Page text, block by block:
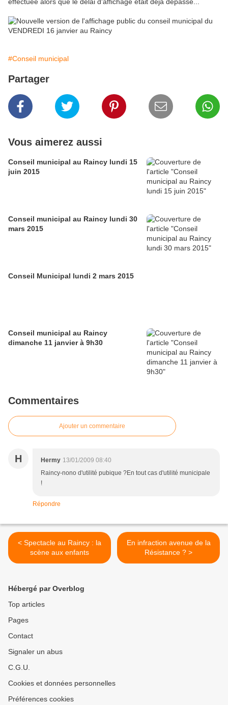
#Conseil municipal
Partager
Vous aimerez aussi
Conseil municipal au Raincy lundi 15
juin 2015
Conseil municipal au Raincy lundi 30
mars 2015
Conseil Municipal lundi 2 mars 2015
Conseil municipal au Raincy
dimanche 11 janvier à 9h30
Commentaires
Ajouter un commentaire
H Hermy 13/01/2009 08:40
Raincy-nono d'utilité pubique ?En tout cas d'utilité municipale
!
Répondre
< Spectacle au Raincy : la
scène aux enfants
En infraction avenue de la
Résistance ? >
Hébergé par Overblog
Top articles
Pages
Contact
Signaler un abus
C.G.U.
Cookies et données personnelles
Préférences cookies